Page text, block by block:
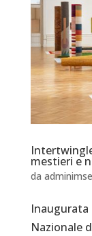
mestieri e
da
Inaugurata
Nazionale